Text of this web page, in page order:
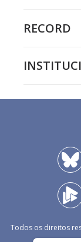
RECORD
Todos os direitos